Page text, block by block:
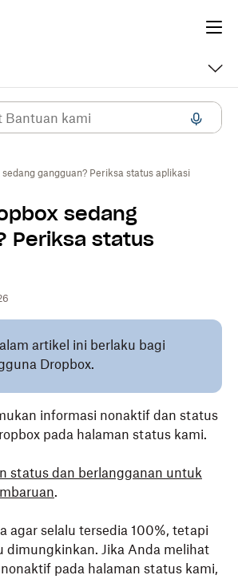
gangguan? Periksa status aplikasi
sedang
Periksa status
artikel ini berlaku bagi
Dropbox.
informasi nonaktif dan status
pada halaman status kami.
status dan berlangganan untuk
.
agar selalu tersedia 100%, tetapi
dimungkinkan. Jika Anda melihat
nonaktif pada halaman status kami,